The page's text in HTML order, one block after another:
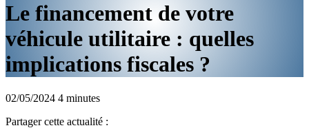
Le financement de votre
véhicule utilitaire : quelles
implications fiscales ?
02/05/2024 4 minutes
Partager cette actualité :